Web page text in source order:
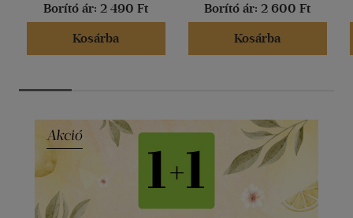
Borító ár: 2 490 Ft
Kosárba
Borító ár: 2 600 Ft
Kosárba